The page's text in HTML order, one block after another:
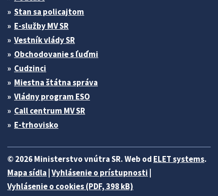
Stan sa policajtom
E-služby MV SR
Vestník vlády SR
Obchodovanie s ľuďmi
Cudzinci
Miestna štátna správa
Vládny program ESO
Call centrum MV SR
E-trhovisko
© 2026 Ministerstvo vnútra SR. Web od ELET systems.
Mapa sídla Vyhlásenie o prístupnosti
Vyhlásenie o cookies (PDF, 398 kB)